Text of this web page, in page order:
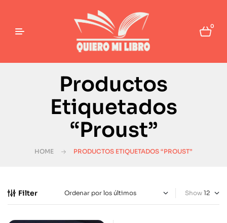
0
Productos
Etiquetados
“Proust”
HOME PRODUCTOS ETIQUETADOS “PROUST”
Filter Show